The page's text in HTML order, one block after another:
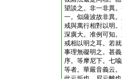
望談之。非一非異
一。似薩波故非異
戒與萬行相對以明
深廣大。准例可知
戒相以明之耳。若
事理無礙明之。甚
序。等摩尼下。七
等者。華嚴音義云